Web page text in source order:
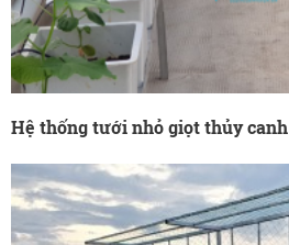
Hệ thống tưới nhỏ giọt thủy canh